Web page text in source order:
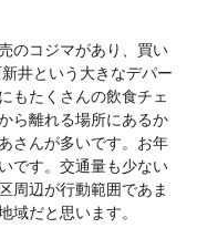
のコジマがあり、買い
井という大きなデパー
もたくさんの飲食チェ
ら離れる場所にあるか
さんが多いです。お年
です。交通量も少ない
周辺が行動範囲であま
域だと思います。